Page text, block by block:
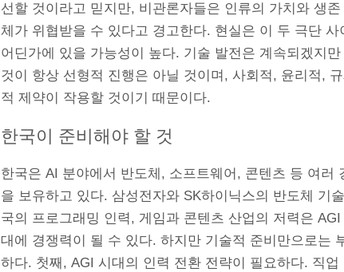
선할 것이라고 믿지만, 비관론자들은 인류의 가치와 생존
체가 위협받을 수 있다고 경고한다. 현실은 이 두 극단 사
어딘가에 있을 가능성이 높다. 기술 발전은 계속되겠지만
것이 항상 선형적 진행은 아닐 것이며, 사회적, 윤리적, 규
적 제약이 작용할 것이기 때문이다.
한국이 준비해야 할 것
한국은 AI 분야에서 반도체, 소프트웨어, 콘텐츠 등 여러
을 보유하고 있다. 삼성전자와 SK하이닉스의 반도체 기
국의 프로그래밍 인력, 게임과 콘텐츠 산업의 저력은 AGI
대에 경쟁력이 될 수 있다. 하지만 기술적 준비만으로는
하다. 첫째, AGI 시대의 인력 전환 전략이 필요하다. 직업